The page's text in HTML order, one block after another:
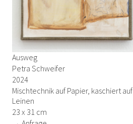
Ausweg
Petra Schweifer
2024
Mischtechnik auf Papier, kaschiert auf
Leinen
23 x 31 cm